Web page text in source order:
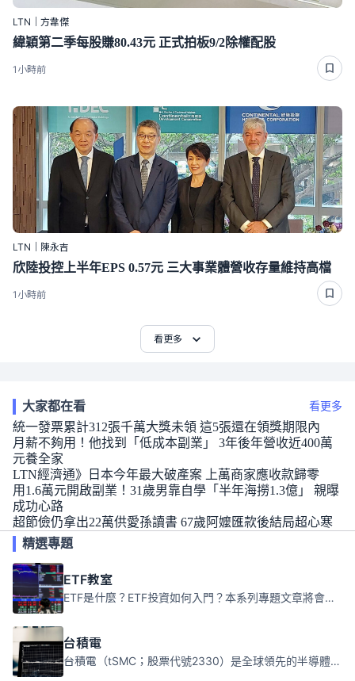
LTN｜方韋傑
緯穎第二季每股賺80.43元 正式拍板9/2除權配股
1小時前
LTN｜陳永吉
欣陸投控上半年EPS 0.57元 三大事業體營收存量維持高檔
1小時前
看更多
大家都在看 看更多
統一發票累計312張千萬大獎未領 這5張還在領獎期限內
月薪不夠用！他找到「低成本副業」 3年後年營收近400萬
元養全家
LTN經濟通》日本今年最大破產案 上萬商家應收款歸零
用1.6萬元開啟副業！31歲男靠自學「半年海撈1.3億」 親曝
成功心路
超節儉仍拿出22萬供愛孫讀書 67歲阿嬤匯款後結局超心寒
精選專題
ETF教室
ETF是什麼？ETF投資如何入門？本系列專題文章將會告訴你新手必須知道的ETF基礎知識。
台積電
台積電（tSMC；股票代號2330）是全球領先的半導體代工公司，成立於1987年，總部位於台灣新竹。且已於美國、日本、德國及中國設廠，台積電是全球首家專業積體電路製造服務公司，也是全球最先進和最大規模的半導體代工廠。